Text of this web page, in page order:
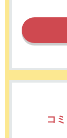
コ